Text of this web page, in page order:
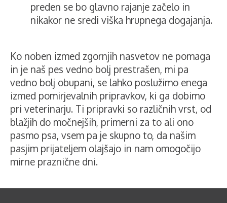
preden se bo glavno rajanje začelo in
nikakor ne sredi viška hrupnega dogajanja.
Ko noben izmed zgornjih nasvetov ne pomaga
in je naš pes vedno bolj prestrašen, mi pa
vedno bolj obupani, se lahko poslužimo enega
izmed pomirjevalnih pripravkov, ki ga dobimo
pri veterinarju. Ti pripravki so različnih vrst, od
blažjih do močnejših, primerni za to ali ono
pasmo psa, vsem pa je skupno to, da našim
pasjim prijateljem olajšajo in nam omogočijo
mirne praznične dni.